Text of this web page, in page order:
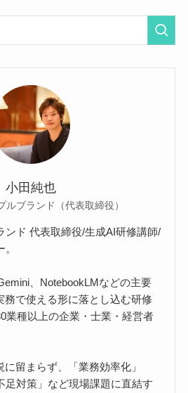
小田純也
ルブランド（代表取締役）
ンド 代表取締役/生成AI研修講師/
、NotebookLMなどの主要
務で使える形に落とし込む研修
業種以上の企業・士業・経営者
留まらず、「業務効率化」
足対策」など現場課題に直結す